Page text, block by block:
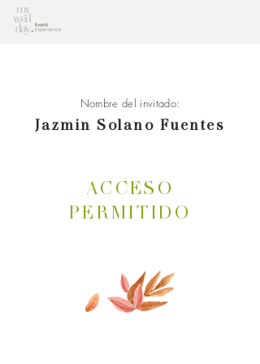
Nombre del invitado:
Jazmin Solano Fuentes
ACCESO
PERMITIDO